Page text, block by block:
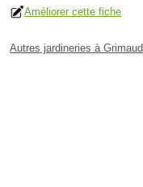
Améliorer cette fiche
Autres jardineries à Grimaud